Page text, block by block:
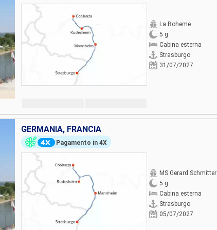
La Boheme
5 g
Cabina esterna
Strasburgo
31/07/2027
GERMANIA, FRANCIA
Pagamento in 4X
MS Gerard Schmitter
5 g
Cabina esterna
Strasburgo
05/07/2027